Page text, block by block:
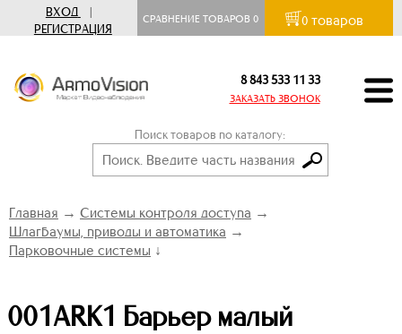
ВХОД
|
РЕГИСТРАЦИЯ
СРАВНЕНИЕ ТОВАРОВ0 0 товаров
8 843 533 11 33
ЗАКАЗАТЬ ЗВОНОК
Поиск товаров по каталогу:
Главная → Системы контроля доступа →
Шлагбаумы, приводы и автоматика →
Парковочные системы ↓
001ARK1 Барьер малый